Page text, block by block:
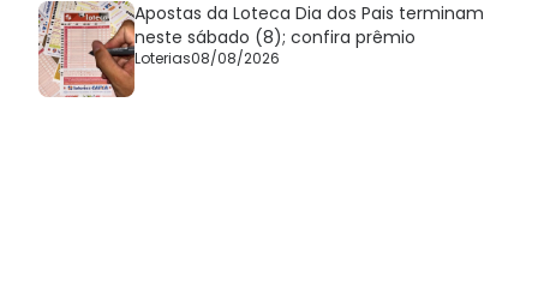
Apostas da Loteca Dia dos Pais terminam
neste sábado (8); confira prêmio
Loterias08/08/2026